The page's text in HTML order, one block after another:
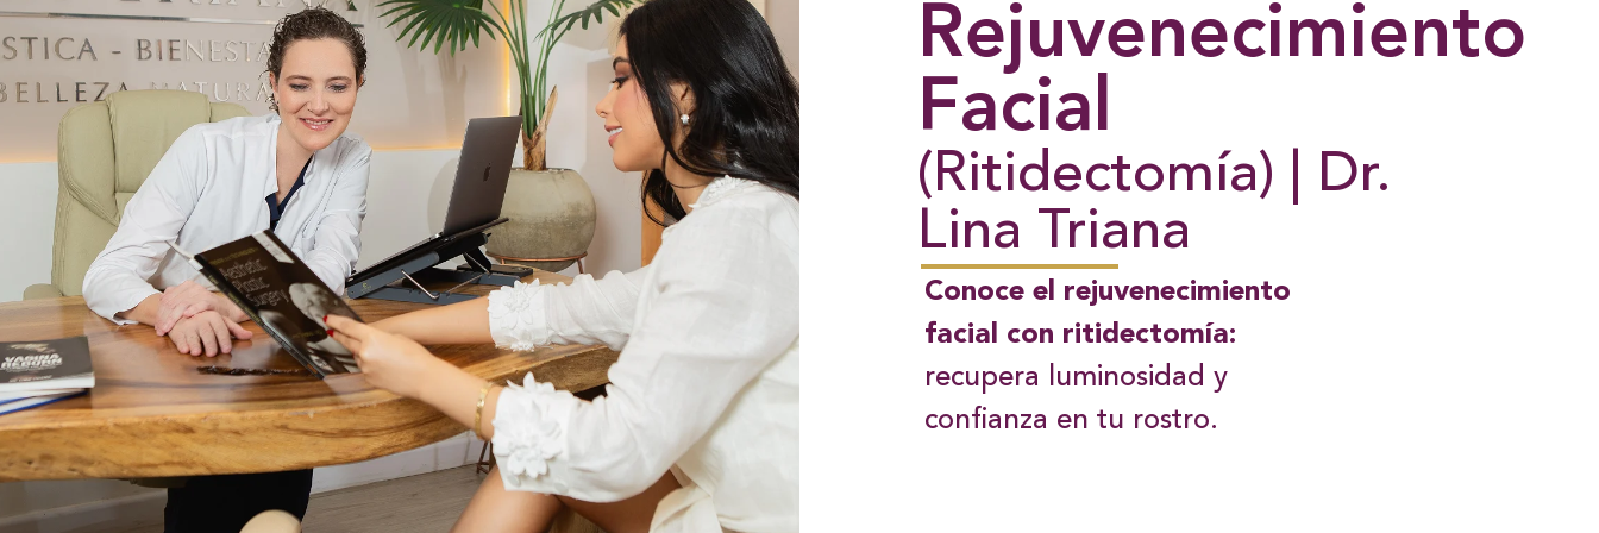
Rejuvenecimiento
Facial
(Ritidectomía) | Dr.
Lina Triana
Conoce el rejuvenecimiento
facial con ritidectomía:
recupera luminosidad y
confianza en tu rostro.